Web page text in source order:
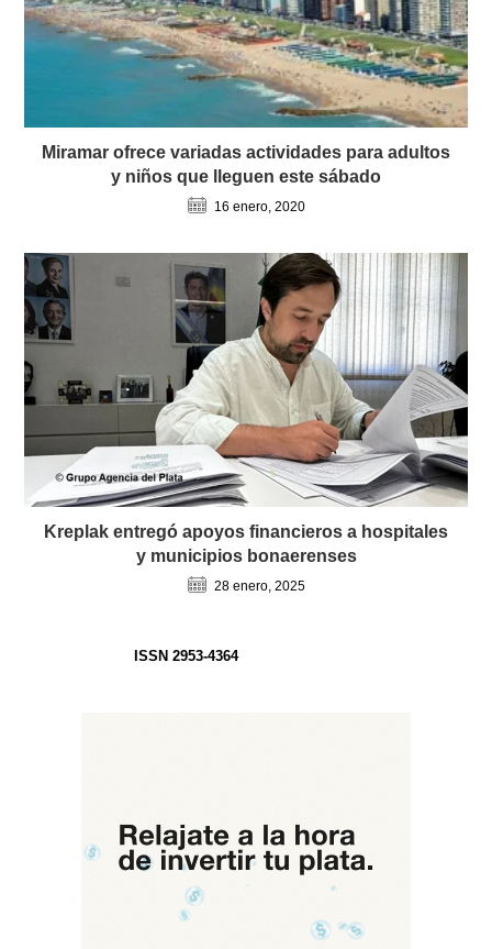
Miramar ofrece variadas actividades para adultos
y niños que lleguen este sábado
16 enero, 2020
Kreplak entregó apoyos financieros a hospitales
y municipios bonaerenses
28 enero, 2025
ISSN 2953-4364